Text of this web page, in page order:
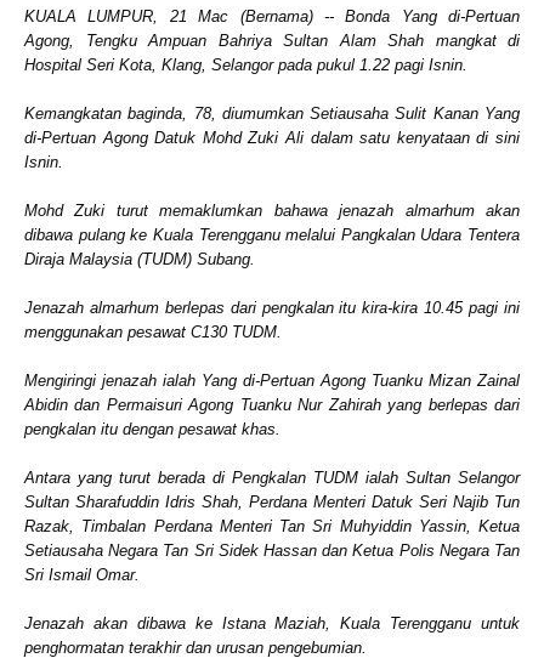
KUALA LUMPUR, 21 Mac (Bernama) -- Bonda Yang di-Pertuan
Agong, Tengku Ampuan Bahriya Sultan Alam Shah mangkat di
Hospital Seri Kota, Klang, Selangor pada pukul 1.22 pagi Isnin.
Kemangkatan baginda, 78, diumumkan Setiausaha Sulit Kanan Yang
di-Pertuan Agong Datuk Mohd Zuki Ali dalam satu kenyataan di sini
Isnin.
Mohd Zuki turut memaklumkan bahawa jenazah almarhum akan
dibawa pulang ke Kuala Terengganu melalui Pangkalan Udara Tentera
Diraja Malaysia (TUDM) Subang.
Jenazah almarhum berlepas dari pengkalan itu kira-kira 10.45 pagi ini
menggunakan pesawat C130 TUDM.
Mengiringi jenazah ialah Yang di-Pertuan Agong Tuanku Mizan Zainal
Abidin dan Permaisuri Agong Tuanku Nur Zahirah yang berlepas dari
pengkalan itu dengan pesawat khas.
Antara yang turut berada di Pengkalan TUDM ialah Sultan Selangor
Sultan Sharafuddin Idris Shah, Perdana Menteri Datuk Seri Najib Tun
Razak, Timbalan Perdana Menteri Tan Sri Muhyiddin Yassin, Ketua
Setiausaha Negara Tan Sri Sidek Hassan dan Ketua Polis Negara Tan
Sri Ismail Omar.
Jenazah akan dibawa ke Istana Maziah, Kuala Terengganu untuk
penghormatan terakhir dan urusan pengebumian.